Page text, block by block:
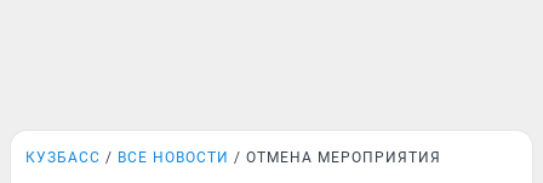
КУЗБАСС ВСЕ НОВОСТИ ОТМЕНА МЕРОПРИЯТИЯ